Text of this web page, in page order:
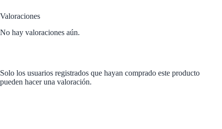
Valoraciones
No hay valoraciones aún.
Solo los usuarios registrados que hayan comprado este producto
pueden hacer una valoración.